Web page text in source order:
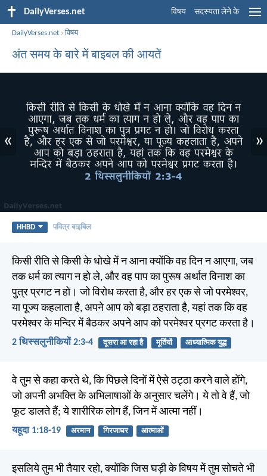
DailyVerses.net विषय सदस्यता लेने के
DailyVerses.net ›विषय
अंत समय के बारे में बाइबल की आयतें
« »
HHBD पवित्र बाइबिल
किसी रीति से किसी के धोखे में न आना क्योंकि वह दिन न आएगा, जब
तक धर्म का त्याग न हो ले, और वह पाप का पुरूष अर्थात विनाश का
पुत्र प्रगट न हो। जो विरोध करता है, और हर एक से जो परमेश्वर,
या पूज्य कहलाता है, अपने आप को बड़ा ठहराता है, यहां तक कि वह
परमेश्वर के मन्दिर में बैठकर अपने आप को परमेश्वर प्रगट करता है।
2 थिस्सलुनीकियों 2:3-4 दूसरा आ रहा है मूर्तियों आध्यात्मिक युद्ध
वे तुम से कहा करते थे, कि पिछले दिनों में ऐसे ठट्ठा करने वाले होंगे,
जो अपनी अभक्ति के अभिलाषाओं के अनुसार चलेंगे। ये तो वे हैं, जो
फूट डालते हैं; ये शारीरिक लोग हैं, जिन में आत्मा नहीं।
यहूदा 1:18-19 अरमान गिरजाघर आत्माओं
इसलिये तुम भी तैयार रहो, क्योंकि जिस घड़ी के विषय में तुम सोचते भी